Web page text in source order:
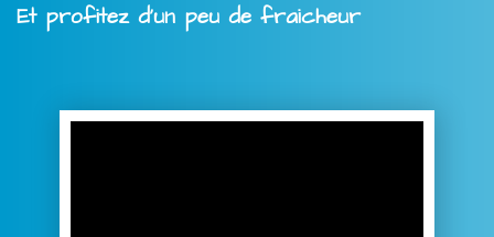
Et profitez d'un peu de fraicheur